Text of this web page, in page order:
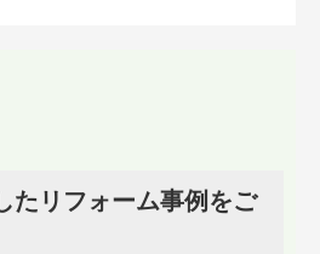
たリフォーム事例をご